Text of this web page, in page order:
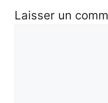
Laisser un